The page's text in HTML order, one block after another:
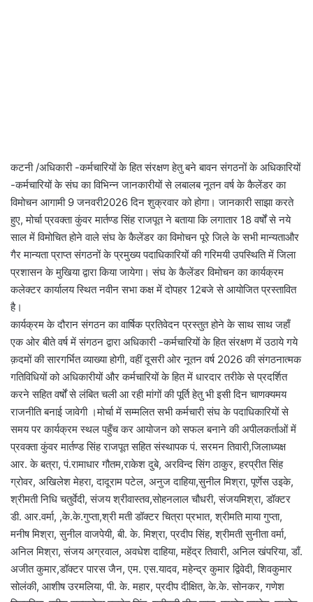
कटनी /अधिकारी -कर्मचारियों के हित संरक्षण हेतु बने बावन संगठनों के अधिकारियों
-कर्मचारियों के संघ का विभिन्न जानकारीयों से लबालब नूतन वर्ष के कैलेंडर का
विमोचन आगामी 9 जनवरी2026 दिन शुक्रवार को होगा। जानकारी साझा करते
हुए, मोर्चा प्रवक्ता कुंवर मार्तण्ड सिंह राजपूत ने बताया कि लगातार 18 वर्षों से नये
साल में विमोचित होने वाले संघ के कैलेंडर का विमोचन पूरे जिले के सभी मान्यताऔर
गैर मान्यता प्राप्त संगठनों के प्रमुख्य पदाधिकारियों की गरिमयी उपस्थिति में जिला
प्रशासन के मुखिया द्वारा किया जायेगा। संघ के कैलेंडर विमोचन का कार्यक्रम
कलेक्टर कार्यालय स्थित नवीन सभा कक्ष में दोपहर 12बजे से आयोजित प्रस्तावित
है।
कार्यक्रम के दौरान संगठन का वार्षिक प्रतिवेदन प्रस्तुत होने के साथ साथ जहाँ
एक ओर बीते वर्ष में संगठन द्वारा अधिकारी -कर्मचारियों के हित संरक्षण में उठाये गये
क़दमों की सारगर्भित व्याख्या होगी, वहीं दूसरी ओर नूतन वर्ष 2026 की संगठनात्मक
गतिविधियों को अधिकारीयों और कर्मचारियों के हित में धारदार तरीके से प्रदर्शित
करने सहित वर्षों से लंबित चली आ रही मांगों की पूर्ति हेतु भी इसी दिन चाणक्यमय
राजनीति बनाई जावेगी ।मोर्चा में सम्मलित सभी कर्मचारी संघ के पदाधिकारियों से
समय पर कार्यक्रम स्थल पहुँच कर आयोजन को सफल बनाने की अपीलकर्ताओं में
प्रवक्ता कुंवर मार्तण्ड सिंह राजपूत सहित संस्थापक पं. सरमन तिवारी,जिलाध्यक्ष
आर. के बत्रा, पं.रामाधार गौतम,राकेश दुबे, अरविन्द सिंग ठाकुर, हरप्रीत सिंह
ग्रोवर, अखिलेश मेहरा, दादूराम पटेल, अनुज दाहिया,सुनील मिश्रा, पूर्णेस उइके,
श्रीमती निधि चतुर्वेदी, संजय श्रीवास्तव,सोहनलाल चौधरी, संजयमिश्रा, डॉक्टर
डी. आर.वर्मा, ,के.के.गुप्ता,श्री मती डॉक्टर चित्रा प्रभात, श्रीमति माया गुप्ता,
मनीष मिश्रा, सुनील वाजपेयी, बी. के. मिश्रा, प्रदीप सिंह, श्रीमती सुनीता वर्मा,
अनिल मिश्रा, संजय अग्रवाल, अवधेश दाहिया, महेंद्र तिवारी, अनिल खंपरिया, डाँ.
अजीत कुमार,डॉक्टर पारस जैन, एम. एस.यादव, महेन्द्र कुमार द्विवेदी, शिवकुमार
सोलंकी, आशीष उरमलिया, पी. के. महार, प्रदीप दीक्षित, के.के. सोनकर, गणेश